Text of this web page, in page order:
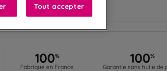
ingrédients et allergènes
100%
Fabriqué en France 100%
Garantie sans huile de
Tout accepter